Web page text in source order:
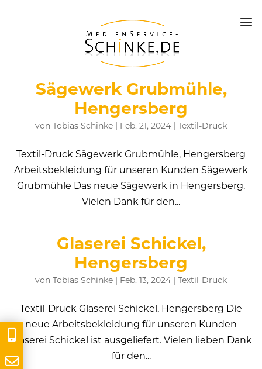
Sägewerk Grubmühle,
Hengersberg
von Tobias Schinke | Feb. 21, 2024 | Textil-Druck
Textil-Druck Sägewerk Grubmühle, Hengersberg
Arbeitsbekleidung für unseren Kunden Sägewerk
Grubmühle Das neue Sägewerk in Hengersberg.
Vielen Dank für den...
Glaserei Schickel,
Hengersberg
von Tobias Schinke | Feb. 13, 2024 | Textil-Druck
Textil-Druck Glaserei Schickel, Hengersberg Die
neue Arbeitsbekleidung für unseren Kunden
Glaserei Schickel ist ausgeliefert. Vielen lieben Dank
für den...